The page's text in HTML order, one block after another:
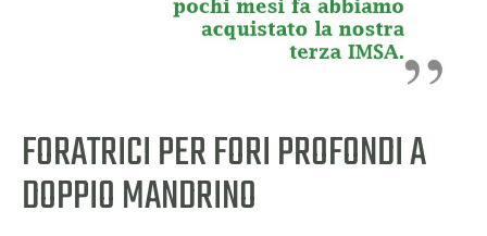
FORATRICI PER FORI PROFONDI A
DOPPIO MANDRINO